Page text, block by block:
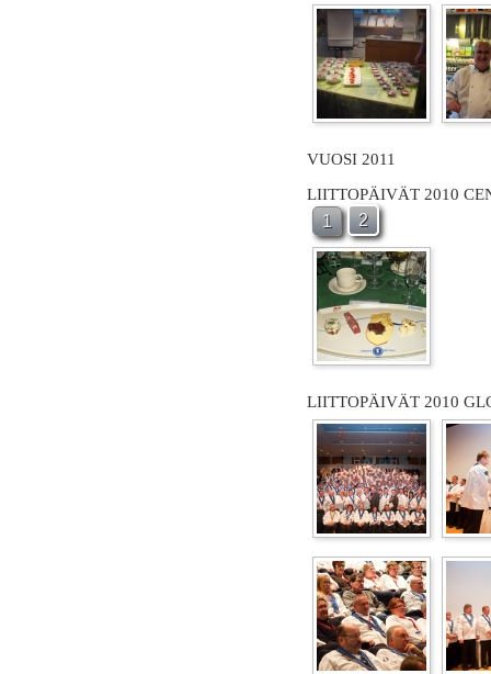
VUOSI 2011
LIITTOPÄIVÄT 2010
1 2
LIITTOPÄIVÄT 2010